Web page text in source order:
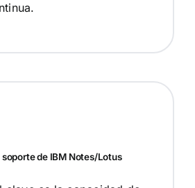
de IBM Notes/Lotus